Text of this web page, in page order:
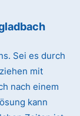
Sei es durch
mit
nach einem
kann